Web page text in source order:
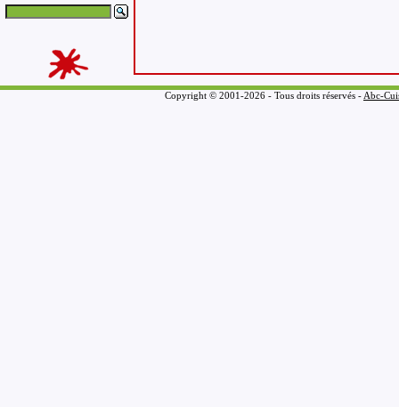
Copyright © 2001-2026 - Tous droits réservés - Abc-